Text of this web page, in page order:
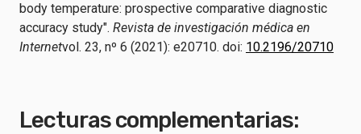
body temperature: prospective comparative diagnostic
accuracy study". Revista de investigación médica en
Internetvol. 23, nº 6 (2021): e20710. doi: 10.2196/20710
Lecturas complementarias: